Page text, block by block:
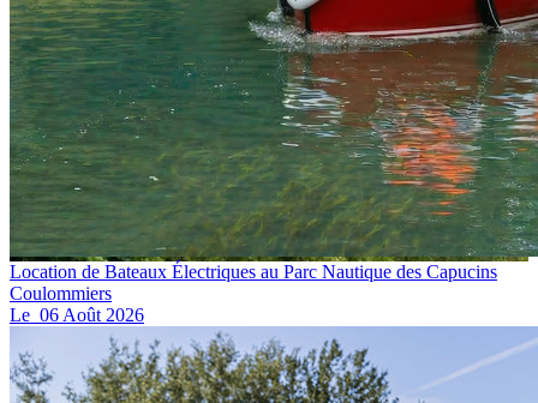
Location de Bateaux Électriques au Parc Nautique des Capucins
Coulommiers
Le 06 Août 2026